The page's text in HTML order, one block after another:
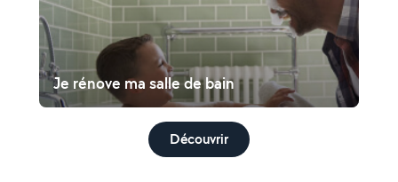
Je rénove ma salle de bain
Découvrir